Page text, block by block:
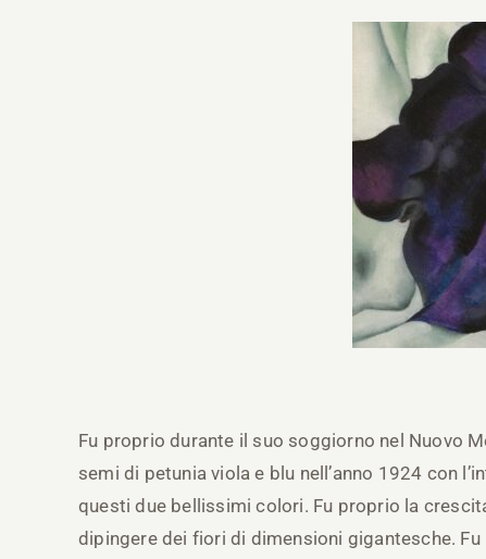
Fu proprio durante il suo soggiorno nel Nuovo
semi di petunia viola e blu nell’anno 1924 con
questi due bellissimi colori. Fu proprio la
dipingere dei fiori di dimensioni gigantesche.